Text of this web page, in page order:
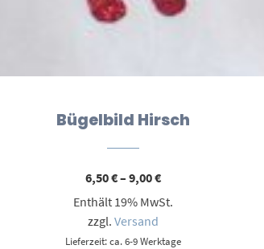
Bügelbild Hirsch
6,50€– 9,00€Preisspanne:
bis
Enthält 19% MwSt.
zzgl. Versand
Lieferzeit: ca. 6-9 Werktage